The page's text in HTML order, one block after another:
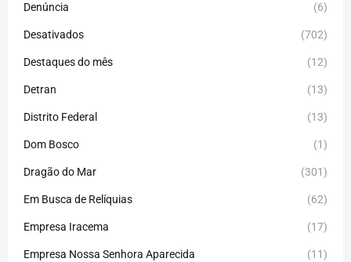
Denúncia (6)
Desativados (702)
Destaques do mês (12)
Detran (13)
Distrito Federal (13)
Dom Bosco (1)
Dragão do Mar (301)
Em Busca de Relíquias (62)
Empresa Iracema (17)
Empresa Nossa Senhora Aparecida (11)